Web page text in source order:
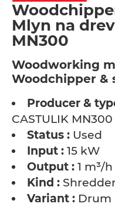
Mlyn na
MN300
Woodworking
Woodchipper &
Producer &
CASTULIK MN300
Status : Used
Input : 15 kW
Output : 1 m³/h
Kind :
Variant : Drum